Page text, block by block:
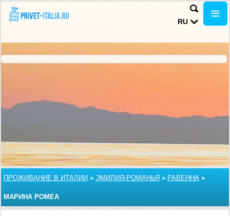
RU
ПРОЖИВАНИЕ В ИТАЛИИ » ЭМИЛИЯ-РОМАНЬЯ » РАВЕННА »
МАРИНА РОМЕА